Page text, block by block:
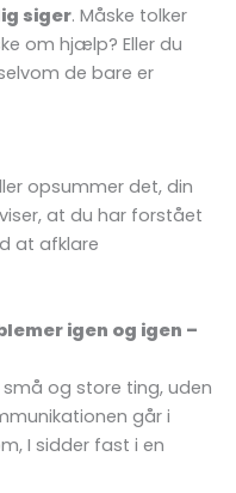
siger. Måske tolker
om hjælp? Eller du
de bare er
opsummer det, din
at du har forstået
at afklare
igen og igen –
og store ting, uden
går i
I sidder fast i en